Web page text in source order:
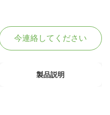
今連絡してください
製品説明